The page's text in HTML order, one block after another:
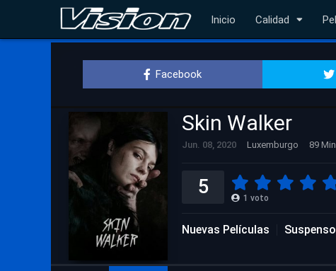
Inicio Calidad
Facebook
Skin Walker
Jun. 08, 2020 Luxemburgo 89
5 1 voto
Nuevas Películas Suspenso